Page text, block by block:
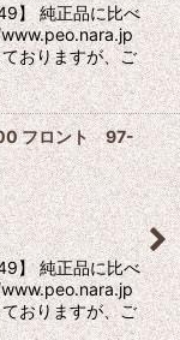
】 純正品に比べ
おりますが、ご
フロント 97-
】 純正品に比べ
おりますが、ご